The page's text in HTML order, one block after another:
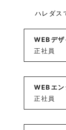
ハレダス
WEBデザ
正社員
WEBエン
正社員